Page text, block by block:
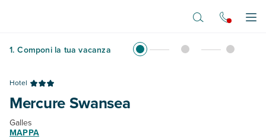
1. Componi la tua vacanza
Hotel
Mercure Swansea
Galles
MAPPA